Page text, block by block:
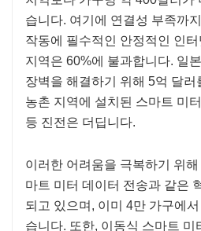
습니다. 여기에 연결성 부족까
작동에 필수적인 안정적인 인
지역은 60%에 불과합니다. 일
장벽을 해결하기 위해 5억 달러
농촌 지역에 설치된 스마트 미
등 진전은 더딥니다.
이러한 어려움을 극복하기 위
마트 미터 데이터 전송과 같은
되고 있으며, 이미 4만 가구에
습니다. 또한, 이동식 스마트 미